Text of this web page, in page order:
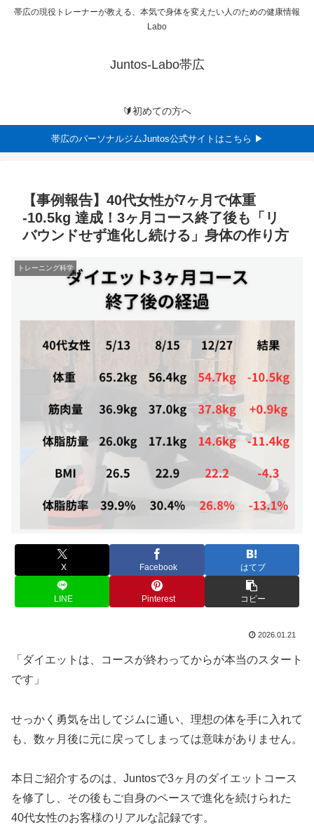
帯広の現役トレーナーが教える、本気で身体を変えたい人のための健康情報
Labo
Juntos-Labo帯広
🔰初めての方へ
帯広のパーソナルジムJuntos公式サイトはこちら ▶
【事例報告】40代女性が7ヶ月で体重
-10.5kg 達成！3ヶ月コース終了後も「リ
バウンドせず進化し続ける」身体の作り方
トレーニング科学
X Facebook はてブ
LINE Pinterest コピー
2026.01.21
「ダイエットは、コースが終わってからが本当のスタート
です」
せっかく勇気を出してジムに通い、理想の体を手に入れて
も、数ヶ月後に元に戻ってしまっては意味がありません。
本日ご紹介するのは、Juntosで3ヶ月のダイエットコース
を修了し、その後もご自身のペースで進化を続けられた
40代女性のお客様のリアルな記録です。